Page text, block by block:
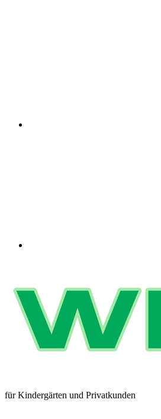
für Kindergärten und Privatkunden